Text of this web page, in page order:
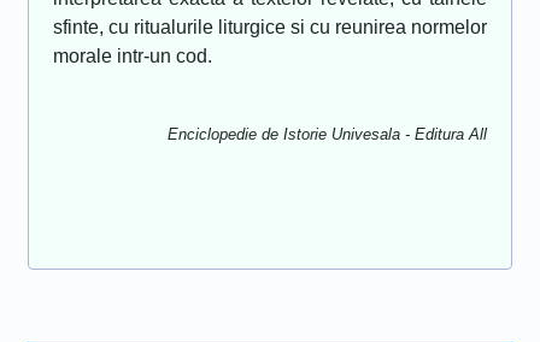
sfinte, cu ritualurile liturgice si cu reunirea normelor
morale intr-un cod.
Enciclopedie de Istorie Univesala - Editura All